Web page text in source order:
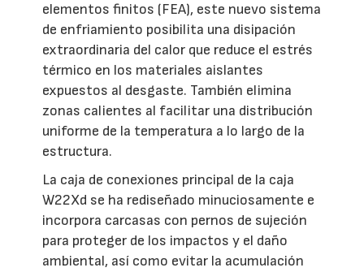
elementos finitos (FEA), este nuevo sistema
de enfriamiento posibilita una disipación
extraordinaria del calor que reduce el estrés
térmico en los materiales aislantes
expuestos al desgaste. También elimina
zonas calientes al facilitar una distribución
uniforme de la temperatura a lo largo de la
estructura.
La caja de conexiones principal de la caja
W22Xd se ha rediseñado minuciosamente e
incorpora carcasas con pernos de sujeción
para proteger de los impactos y el daño
ambiental, así como evitar la acumulación